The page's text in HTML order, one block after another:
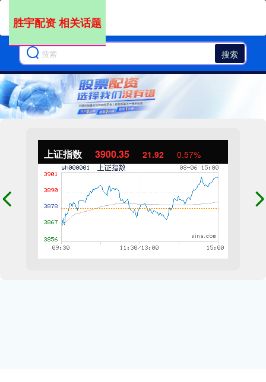
搜索
上证指数 3900.35 21.92 0.57%
胜宇配资 相关话题